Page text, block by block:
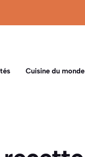
Cuisine du monde